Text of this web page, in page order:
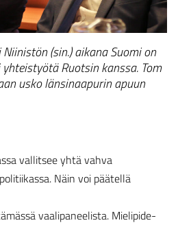
(sin.) aikana Suomi on
Ruotsin kanssa. Tom
usko länsinaapurin apuun
vallitsee yhtä vahva
Näin voi päätellä
vaalipaneelista. Mielipide-